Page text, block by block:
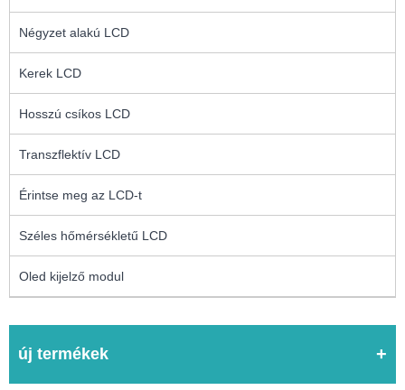
Négyzet alakú LCD
Kerek LCD
Hosszú csíkos LCD
Transzflektív LCD
Érintse meg az LCD-t
Széles hőmérsékletű LCD
Oled kijelző modul
új termékek